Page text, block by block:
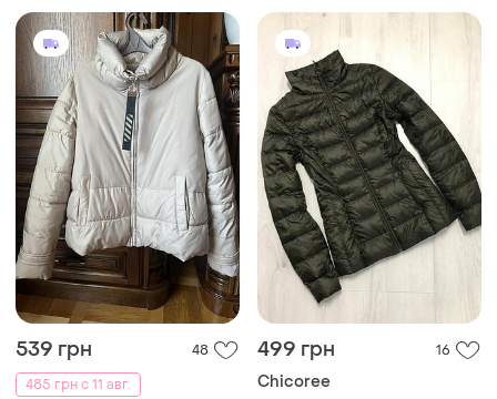
539 грн
48
485 грн с 11 авг.
499 грн 16
Chicoree